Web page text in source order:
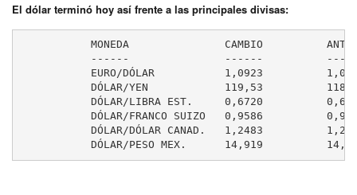
El dólar terminó hoy así frente a las principales divisas:
DÓLAR/PESO MEX.      14,919